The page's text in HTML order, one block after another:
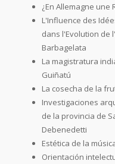
¿En Allemagne
L'Influence des
dans l'Evolution de
Barbagelata
La magistratura
Guiñatú
La cosecha de la
Investigaciones
de la provincia de
Debenedetti
Estética de la
Orientación